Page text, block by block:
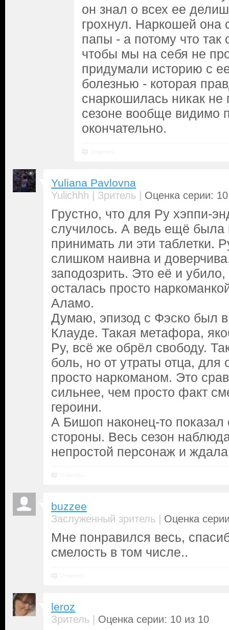
он знал о всех ее
грохнул. Наркошей она
папы - а потому что так
чтобы мы на себя не
придумали историю с
болезнью - которая
снаркошилась никак не
сезоне вообще видимо
окончательно.
Yuliana Pavlovna
Yulichhh | Зритель | Оценка серии:
Грустно, что для Ру хэппи-
случилось. А ведь ещё была
принимать ли эти таблетки.
слишком наивна и
заподозрить. Это её и
осталась просто
Аламо.
Думаю, эпизод с Фэско был
Клауде. Такая метафора,
Ру, всё же обрёл свободу.
боль, но от утраты отца,
просто наркоманом. Это
сильнее, чем просто факт
героини.
А Бишоп наконец-то показал
стороны. Весь сезон
непростой персонаж и
buzzee
Заслуженный зритель | Оценка
Мне понравился весь,
смелость в том числе..
leroz
Зритель | Оценка серии: 10 из 10